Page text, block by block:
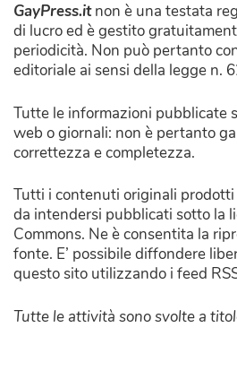
GayPress.itnon è una testata
di lucro ed è gestito
periodicità. Non può pertanto
editoriale ai sensi della legge n.
Tutte le informazioni pubblicate
web o giornali: non è pertanto
correttezza e completezza.
Tutti i contenuti originali
da intendersi pubblicati sotto la
Commons. Ne è consentita la
fonte. E’ possibile diffondere
questo sito utilizzando i feed
Tutte le attività sono svolte a